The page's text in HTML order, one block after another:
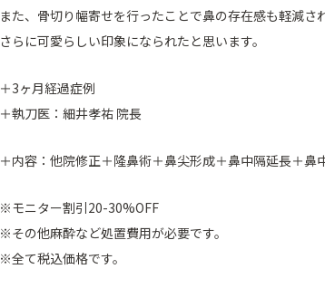
また、骨切り幅寄せを行ったことで鼻の存在感も軽減さ
さらに可愛らしい印象になられたと思います。
＋3ヶ月経過症例
＋執刀医：細井孝祐 院長
＋内容：他院修正＋隆鼻術＋鼻尖形成＋鼻中隔延長＋
※モニター割引20-30%OFF
※その他麻酔など処置費用が必要です。
※全て税込価格です。